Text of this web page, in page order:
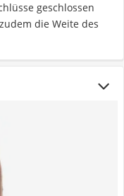
geschlossen
die Weite des